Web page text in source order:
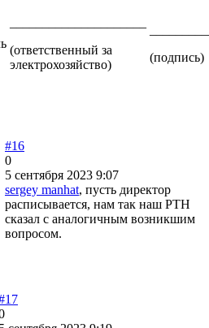
(ответственный за
электрохозяйство)
(подпись)
#16
0
5 сентября 2023 9:07
sergey manhat, пусть директор
расписывается, нам так наш РТН
сказал с аналогичным возникшим
вопросом.